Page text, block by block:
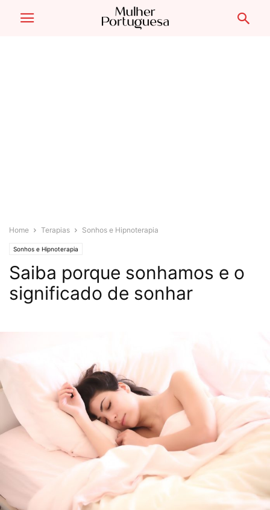
Home Terapias Sonhos e Hipnoterapia
Sonhos e Hipnoterapia
Saiba porque sonhamos e o
significado de sonhar